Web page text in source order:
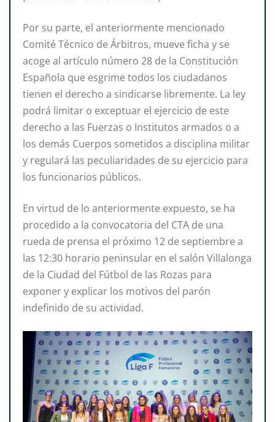
Por su parte, el anteriormente mencionado
Comité Técnico de Árbitros, mueve ficha y se
acoge al artículo número 28 de la Constitución
Española que esgrime todos los ciudadanos
tienen el derecho a sindicarse libremente. La ley
podrá limitar o exceptuar el ejercicio de este
derecho a las Fuerzas o Institutos armados o a
los demás Cuerpos sometidos a disciplina militar
y regulará las peculiaridades de su ejercicio para
los funcionarios públicos.
En virtud de lo anteriormente expuesto, se ha
procedido a la convocatoria del CTA de una
rueda de prensa el próximo 12 de septiembre a
las 12:30 horario peninsular en el salón Villalonga
de la Ciudad del Fútbol de las Rozas para
exponer y explicar los motivos del parón
indefinido de su actividad.